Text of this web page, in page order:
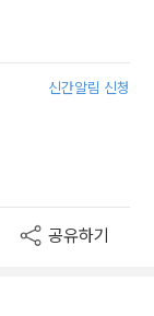
신간알림 신청
공유하기